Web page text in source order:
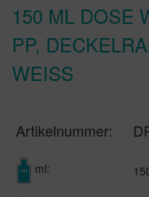
150 ML DOSE
P,
EISS
Artikelnummer:
ml: